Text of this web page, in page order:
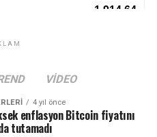
VIDEO
4 yıl önce
enflasyon Bitcoin fiyatını
tutamadı